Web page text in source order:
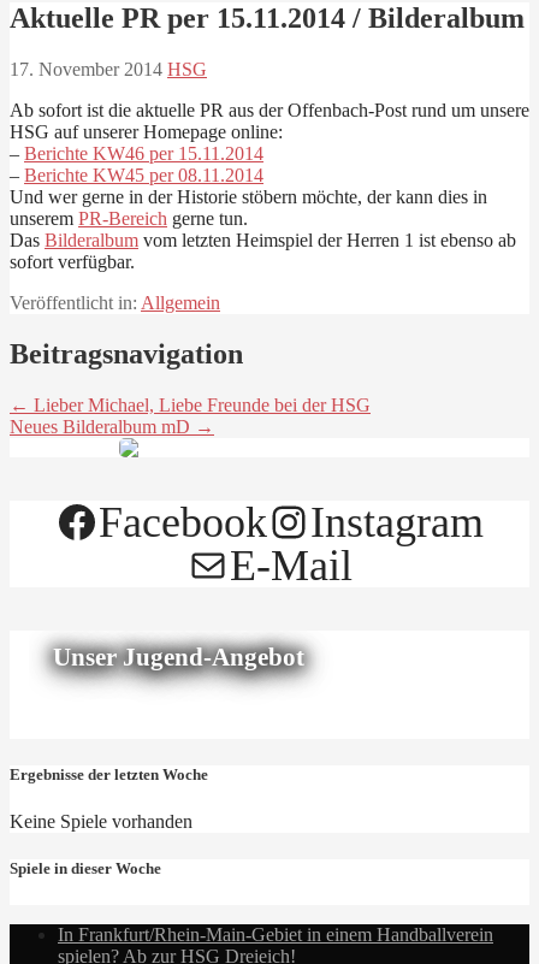
Aktuelle PR per 15.11.2014 / Bilderalbum
17. November 2014 HSG
Ab sofort ist die aktuelle PR aus der Offenbach-Post rund um unsere
HSG auf unserer Homepage online:
– Berichte KW46 per 15.11.2014
– Berichte KW45 per 08.11.2014
Und wer gerne in der Historie stöbern möchte, der kann dies in
unserem PR-Bereich gerne tun.
Das Bilderalbum vom letzten Heimspiel der Herren 1 ist ebenso ab
sofort verfügbar.
Veröffentlicht in: Allgemein
Beitragsnavigation
← Lieber Michael, Liebe Freunde bei der HSG
Neues Bilderalbum mD →
Facebook
Instagram
E-Mail
Unser Jugend-Angebot
Ergebnisse der letzten Woche
Keine Spiele vorhanden
Spiele in dieser Woche
In Frankfurt/Rhein-Main-Gebiet in einem Handballverein
spielen? Ab zur HSG Dreieich!